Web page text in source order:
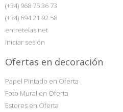
(+34) 968 75 36 73
(+34) 694 21 92 58
entretelas.net
Iniciar sesión
Ofertas en decoración
Papel Pintado en Oferta
Foto Mural en Oferta
Estores en Oferta